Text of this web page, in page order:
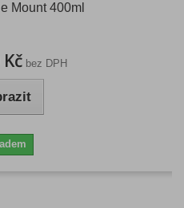
Mount 400ml
bez DPH